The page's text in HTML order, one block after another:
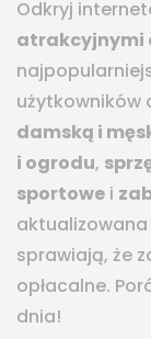
Odkryj
atrakcyjnymi
użytkowników
damską i
i ogrodu,
sportowe i
sprawiają, że
opłacalne.
dnia!